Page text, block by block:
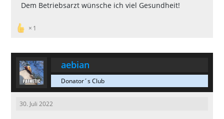
Dem Betriebsarzt wünsche ich viel Gesundheit!
1
aebian
Donator´s Club
30. Juli 2022